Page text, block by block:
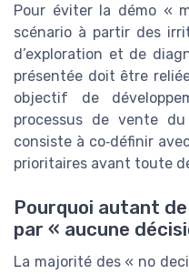
Pour éviter la démo «
scénario à partir des
d’exploration et de
présentée doit être
objectif de
processus de vente
consiste à co‑définir
prioritaires avant toute
Pourquoi autant
par « aucune
La majorité des « no